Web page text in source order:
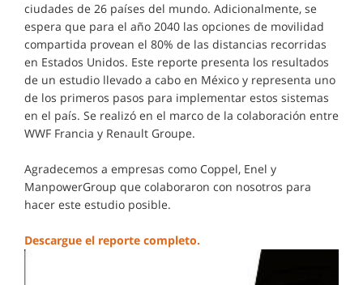
ciudades de 26 países del mundo. Adicionalmente, se
espera que para el año 2040 las opciones de movilidad
compartida provean el 80% de las distancias recorridas
en Estados Unidos. Este reporte presenta los resultados
de un estudio llevado a cabo en México y representa uno
de los primeros pasos para implementar estos sistemas
en el país. Se realizó en el marco de la colaboración entre
WWF Francia y Renault Groupe.
Agradecemos a empresas como Coppel, Enel y
ManpowerGroup que colaboraron con nosotros para
hacer este estudio posible.
Descargue el reporte completo.